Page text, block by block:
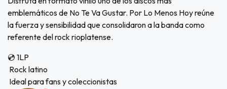
emblemáticos de No Te Va Gustar. Por Lo Menos Hoy reúne
la fuerza y sensibilidad que consolidaron a la banda como
referente del rock rioplatense.
💿 1LP
Rock latino
Ideal para fans y coleccionistas